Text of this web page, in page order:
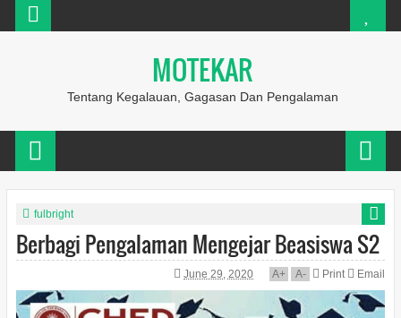
MOTEKAR
Tentang Kegalauan, Gagasan Dan Pengalaman
fulbright
Berbagi Pengalaman Mengejar Beasiswa S2
June 29, 2020 A+ A- Print Email